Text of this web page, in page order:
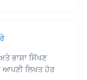
ਭਾਸ਼ਾ ਸਿੱਖਣ
ਲਿਖਤ ਹੋਰ